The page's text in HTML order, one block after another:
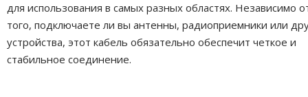
для использования в самых разных областях. Независимо
того, подключаете ли вы антенны, радиоприемники или
устройства, этот кабель обязательно обеспечит четкое и
стабильное соединение.